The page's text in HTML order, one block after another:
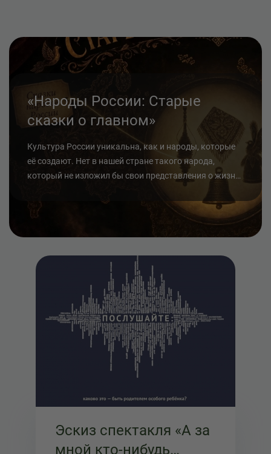
«Народы России: Старые
сказки о главном»
Культура России уникальна, как и народы, которые
её создают. Нет в нашей стране такого народа,
который не изложил бы свои представления о жизни
России: Старые сказки о главном», посвя...
Эскиз спектакля «А за
мной кто-нибудь